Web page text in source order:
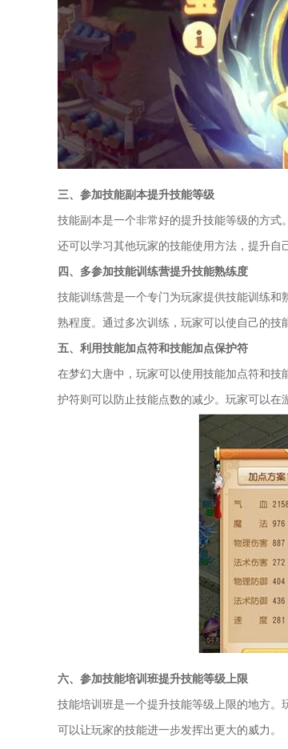
三、参加技能副本提升技能等级
技能副本是一个非常好的提升技能等级的方
还可以学习其他玩家的技能使用方法，提升自
四、多参加技能训练营提升技能熟练度
技能训练营是一个专门为玩家提供技能训练
熟程度。通过多次训练，玩家可以使自己的技
五、利用技能加点符和技能加点保护符
在梦幻大唐中，玩家可以使用技能加点符和
护符则可以防止技能点数的减少。玩家可以在
六、参加技能培训班提升技能等级上限
技能培训班是一个提升技能等级上限的地方
可以让玩家的技能进一步发挥出更大的威力。